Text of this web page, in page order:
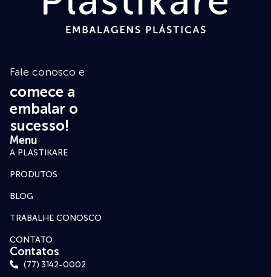
Fale conosco e
comece a
embalar o
sucesso!
Menu
A PLASTIKARE
PRODUTOS
BLOG
TRABALHE CONOSCO
CONTATO
Contatos
(77) 3142-0002